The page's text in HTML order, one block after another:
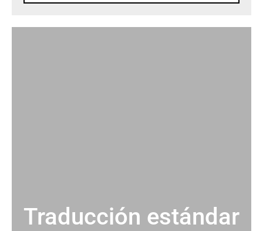
Traducción estándar